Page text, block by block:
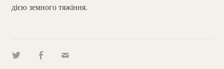
дією земного тяжіння.